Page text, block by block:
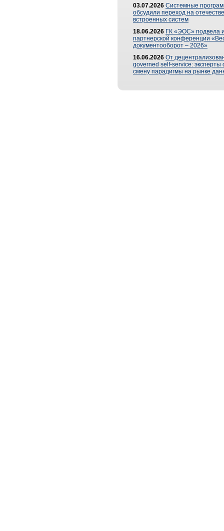
03.07.2026 Системные
обсудили переход на
встроенных систем
18.06.2026 ГК «ЭОС» подвела
партнерской конференции
документооборот – 2026»
16.06.2026 От
governed self-service: эксперты
смену парадигмы на рынке